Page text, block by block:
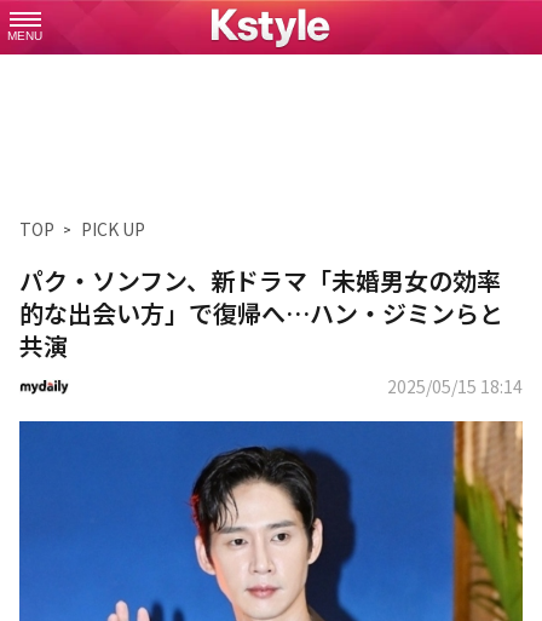
MENU
TOP PICK UP
パク・ソンフン、新ドラマ「未婚男女の効率
的な出会い方」で復帰へ…ハン・ジミンらと
共演
2025/05/15 18:14